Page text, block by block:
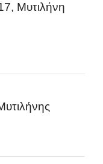
Μυτιλήνη